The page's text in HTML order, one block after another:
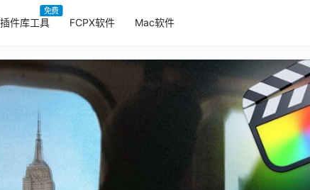
件库工具
免费
FCPX软件 Mac软件